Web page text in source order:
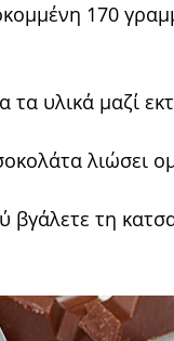
170
υλικά μαζί
λιώσει
βγάλετε τη